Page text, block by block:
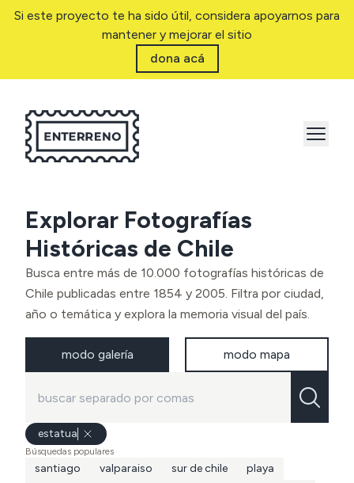
Si este proyecto te ha sido útil, considera apoyarnos para
mantener y mejorar el sitio
dona acá
Explorar Fotografías
Históricas de Chile
Busca entre más de 10.000 fotografías históricas de
Chile publicadas entre 1854 y 2005. Filtra por ciudad,
año o temática y explora la memoria visual del país.
modo galería modo mapa
estatua
Búsquedas populares
santiago valparaiso sur de chile
playa